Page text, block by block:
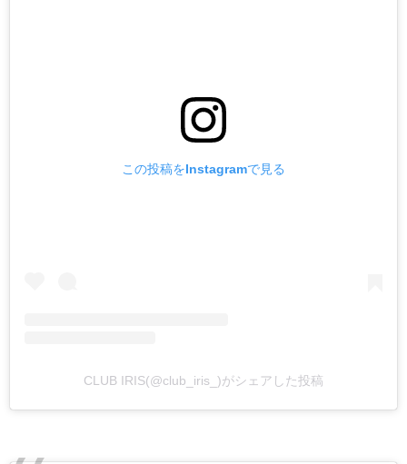
この投稿をInstagramで見る
CLUB IRIS(@club_iris_)がシェアした投稿